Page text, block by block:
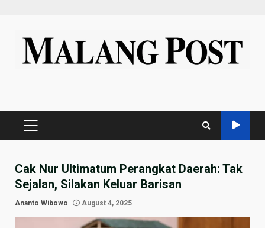
content
PRIMARY
Cak Nur Ultimatum Perangkat Daerah: Tak
Sejalan, Silakan Keluar Barisan
Ananto Wibowo August 4, 2025